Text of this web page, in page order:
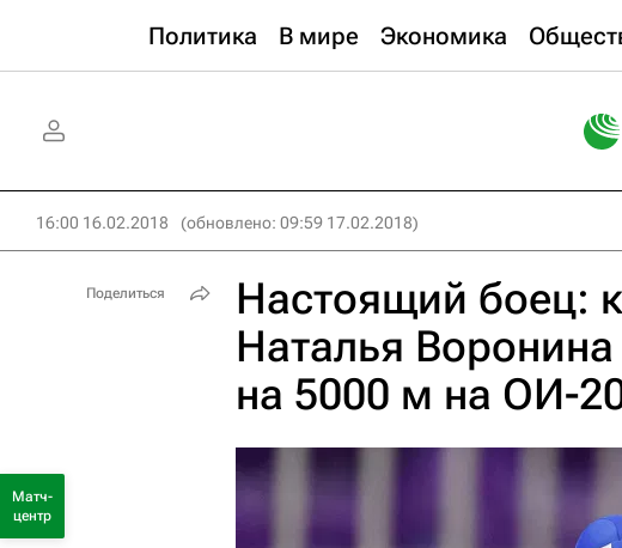
Политика В мире Экономика
16:00 16.02.2018 (обновлено: 09:59 17.02.2018)
Настоящий боец:
Наталья
на 5000 м на ОИ-
Поделиться
Матч-
центр